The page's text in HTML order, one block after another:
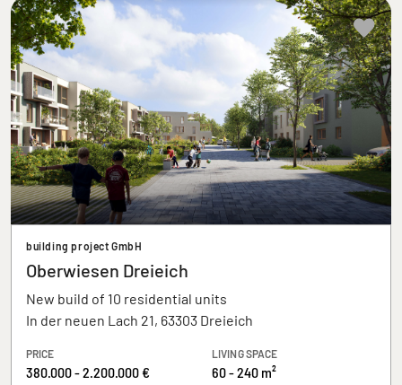
building project GmbH
Oberwiesen Dreieich
New build of 10 residential units
In der neuen Lach 21, 63303 Dreieich
PRICE
380.000 - 2.200.000 €
LIVING SPACE
60 - 240 m²